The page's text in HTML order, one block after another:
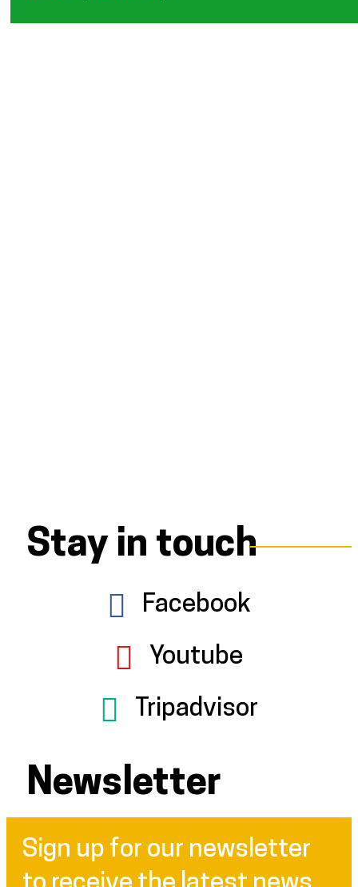
Stay in touch
Facebook
Youtube
Tripadvisor
Newsletter
Sign up for our newsletter